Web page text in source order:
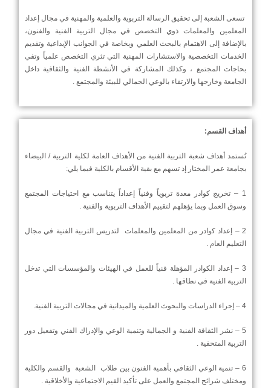
تسعى الشعبة إلى تحقيق الرسالة التربوية والعلمية والمهنية في مجال إعداد
المعلمين والمعلمات ذوي التخصص في مجال التربية الفنية والفنون،
بالإضافة إلى الاهتمام بالبحث العلمي وبخاصة في الجوانب الإبداعية وتقديم
الخدمات التخصصية والاستشارات المهنية التي تثري التخصص علمياً وتفي
بحاجات المجتمع ، وكذلك المشاركة في الأنشطة الفنية والثقافية داخل
الجامعة وخارجها والارتقاء بالوعي الجمالي للبيئة والمجتمع .
أهداف القسم:
تُستمد أهداف شعبة التربية الفنية من الأهداف العامة لكلية التربية / البيضاء
بجامعة عمر المختار إذ تسهم مع بقية الأقسام بالكلية فيما يلي:
1 – تخريج كوادر معدة تربوياً وفنياً إعداداً يتناسب مع احتياجات المجتمع
وسوق العمل وبما يؤهلهم لتقييم الأهداف التربوية والفنية .
2 – إعداد كوادر من المعلمين والمعلمات لتدريس التربية الفنية في مجال
التعليم العام .
3 – إعداد الكوادر المؤهلة فنياً للعمل في الهيئات والمؤسسات التي تدخل
التربية الفنية في نطاقها .
4 – إجراء الدراسات والبحوث العلمية والميدانية في مجالات التربية الفنية.
5 – نشر الثقافة الفنية و الجمالية وتنمية الوعي والإدراك الفني وتفعيل دور
التربية المتحفية .
6 – تنمية الوعي الثقافي بأهمية الفنون بين طلاب الشعبة والقسم والكلية
ومختلف شرائح المجتمع والعمل على تأكيد القيم الاجتماعية والأخلاقية .